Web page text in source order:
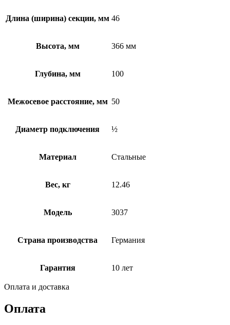
Длина (ширина) секции, мм 46
Высота, мм 366 мм
Глубина, мм 100
Межосевое расстояние, мм 50
Диаметр подключения ½
Материал Стальные
Вес, кг 12.46
Модель 3037
Страна производства Германия
Гарантия 10 лет
Оплата и доставка
Оплата